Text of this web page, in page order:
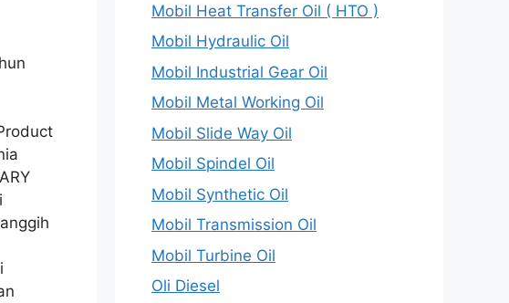
Mobil Heat Transfer Oil ( HTO )
Mobil Hydraulic Oil
Mobil Industrial Gear Oil
Mobil Metal Working Oil
Mobil Slide Way Oil
Mobil Spindel Oil
Mobil Synthetic Oil
Mobil Transmission Oil
Mobil Turbine Oil
Oli Diesel